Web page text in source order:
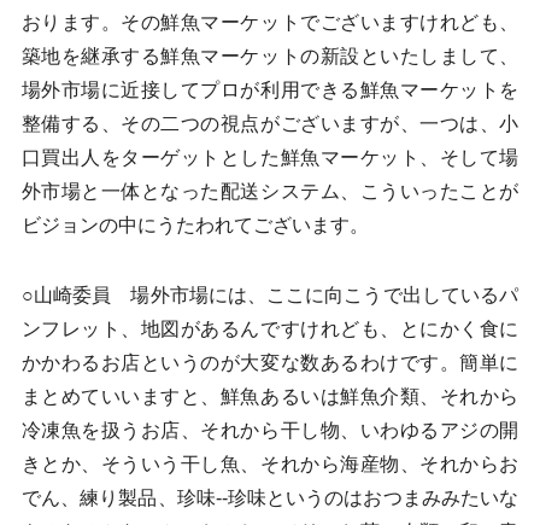
おります。その鮮魚マーケットでございますけれども、
築地を継承する鮮魚マーケットの新設といたしまして、
場外市場に近接してプロが利用できる鮮魚マーケットを
整備する、その二つの視点がございますが、一つは、小
口買出人をターゲットとした鮮魚マーケット、そして場
外市場と一体となった配送システム、こういったことが
ビジョンの中にうたわれてございます。
○山崎委員 場外市場には、ここに向こうで出しているパ
ンフレット、地図があるんですけれども、とにかく食に
かかわるお店というのが大変な数あるわけです。簡単に
まとめていいますと、鮮魚あるいは鮮魚介類、それから
冷凍魚を扱うお店、それから干し物、いわゆるアジの開
きとか、そういう干し魚、それから海産物、それからお
でん、練り製品、珍味--珍味というのはおつまみみたいな